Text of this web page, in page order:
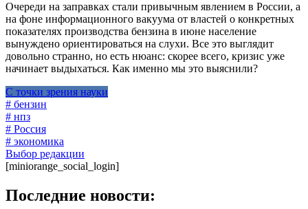
Очереди на заправках стали привычным явлением в России, а
на фоне информационного вакуума от властей о конкретных
показателях производства бензина в июне население
вынуждено ориентироваться на слухи. Все это выглядит
довольно странно, но есть нюанс: скорее всего, кризис уже
начинает выдыхаться. Как именно мы это выяснили?
С точки зрения науки
# бензин
# нпз
# Россия
# экономика
Выбор редакции
[miniorange_social_login]
Последние новости: